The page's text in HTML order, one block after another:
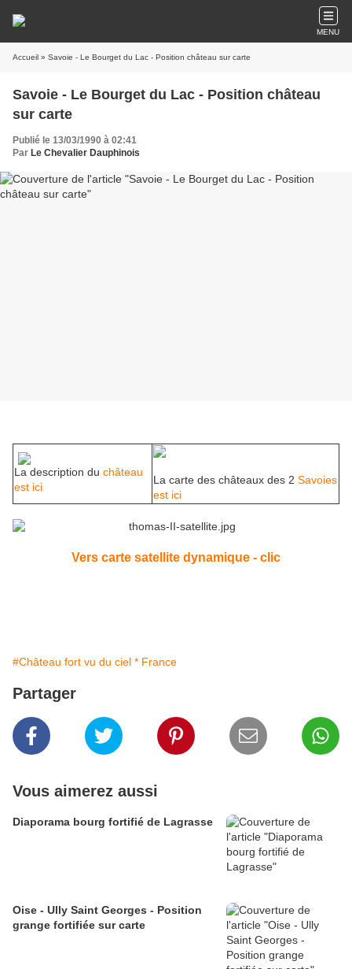
MENU
Accueil » Savoie - Le Bourget du Lac - Position château sur carte
Savoie - Le Bourget du Lac - Position château
sur carte
Publié le 13/03/1990 à 02:41
Par Le Chevalier Dauphinois
La description du château
est ici
La carte des châteaux des 2 Savoies
est ici
Vers carte satellite dynamique - clic
#Château fort vu du ciel * France
Partager
Vous aimerez aussi
Diaporama bourg fortifié de Lagrasse
Oise - Ully Saint Georges - Position
grange fortifiée sur carte